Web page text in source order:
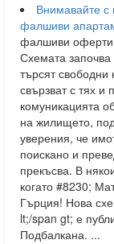
Внимавайте с
фалшиви
фалшиви оферти
Схемата започва
търсят свободни
свързват с тях и
комуникацията
на жилището,
уверения, че
поискано и
прекъсва. В
когато #8230;
Гърция! Нова
lt;/span gt; е
Подбалкана. ...